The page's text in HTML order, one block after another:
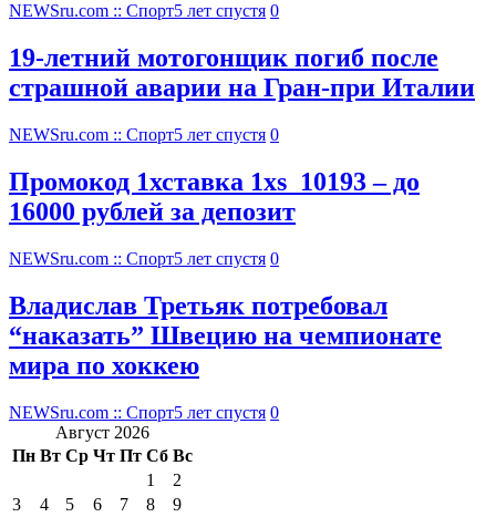
NEWSru.com :: Спорт5 лет спустя 0
19-летний мотогонщик погиб после
страшной аварии на Гран-при Италии
NEWSru.com :: Спорт5 лет спустя 0
Промокод 1хставка 1xs_10193 – до
16000 рублей за депозит
NEWSru.com :: Спорт5 лет спустя 0
Владислав Третьяк потребовал
“наказать” Швецию на чемпионате
мира по хоккею
NEWSru.com :: Спорт5 лет спустя 0
Август 2026
Пн Вт Ср Чт Пт Сб Вс
1
2
3
4 5 6 7 8
9